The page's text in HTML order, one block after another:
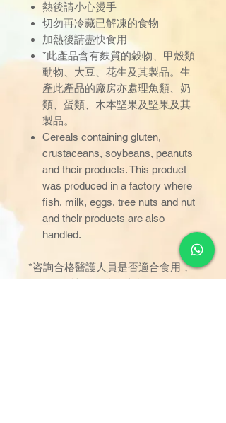
熱後請小心燙手
切勿再冷藏已解凍的食物
加熱後請盡快食用
*此產品含有麩質的穀物、甲殼類
動物、大豆、花生及其製品。生
產此產品的廠房亦處理魚類、奶
類、蛋類、木本堅果及堅果及其
製品。
Cereals containing gluten,
crustaceans, soybeans, peanuts
and their products. This product
was produced in a factory where
fish, milk, eggs, tree nuts and nut
and their products are also
handled.
*咨詢合格醫護人員是否適合食用，